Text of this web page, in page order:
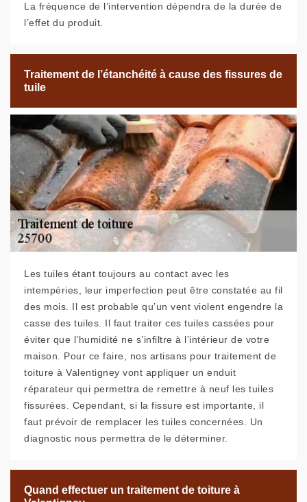
La fréquence de l’intervention dépendra de la durée de
l’effet du produit.
Traitement de l’étanchéité à cause des fissures de
tuile
Les tuiles étant toujours au contact avec les
intempéries, leur imperfection peut être constatée au fil
des mois. Il est probable qu’un vent violent engendre la
casse des tuiles. Il faut traiter ces tuiles cassées pour
éviter que l’humidité ne s’infiltre à l’intérieur de votre
maison. Pour ce faire, nos artisans pour traitement de
toiture à Valentigney vont appliquer un enduit
réparateur qui permettra de remettre à neuf les tuiles
fissurées. Cependant, si la fissure est importante, il
faut prévoir de remplacer les tuiles concernées. Un
diagnostic nous permettra de le déterminer.
Quand effectuer un traitement de toiture à